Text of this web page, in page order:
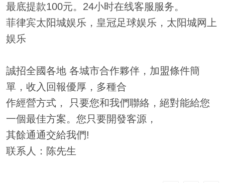
最底提款100元。24小时在线客服服务。
菲律宾太阳城娱乐，皇冠足球娱乐，太阳城网上
娱乐
誠招全國各地 各城市合作夥伴，加盟條件簡
單，收入回報優厚，多種合
作經營方式， 只要您和我們聯絡，絕對能給您
一個最佳方案。您只要開發客源，
其餘通通交給我們!
联系人：陈先生